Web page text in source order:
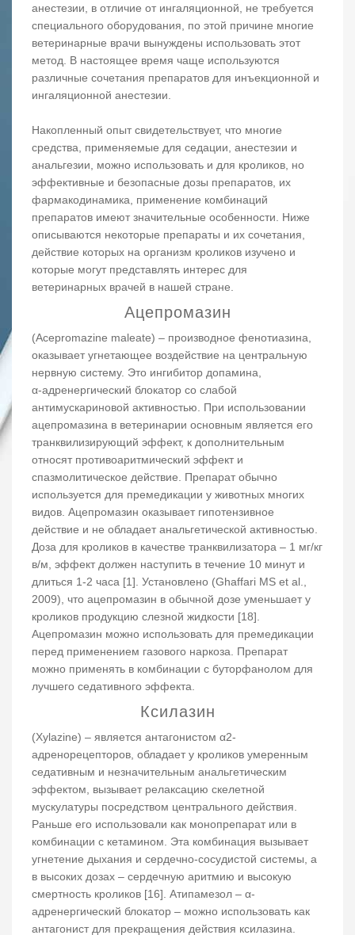
анестезии, в отличие от ингаляционной, не требуется
специального оборудования, по этой причине многие
ветеринарные врачи вынуждены использовать этот
метод. В настоящее время чаще используются
различные сочетания препаратов для инъекционной и
ингаляционной анестезии.
Накопленный опыт свидетельствует, что многие
средства, применяемые для седации, анестезии и
анальгезии, можно использовать и для кроликов, но
эффективные и безопасные дозы препаратов, их
фармакодинамика, применение комбинаций
препаратов имеют значительные особенности. Ниже
описываются некоторые препараты и их сочетания,
действие которых на организм кроликов изучено и
которые могут представлять интерес для
ветеринарных врачей в нашей стране.
Ацепромазин
(Acepromazine maleate) – производное фенотиазина,
оказывает угнетающее воздействие на центральную
нервную систему. Это ингибитор допамина,
α-адренергический блокатор со слабой
антимускариновой активностью. При использовании
ацепромазина в ветеринарии основным является его
транквилизирующий эффект, к дополнительным
относят противоаритмический эффект и
спазмолитическое действие. Препарат обычно
используется для премедикации у животных многих
видов. Ацепромазин оказывает гипотензивное
действие и не обладает анальгетической активностью.
Доза для кроликов в качестве транквилизатора – 1 мг/кг
в/м, эффект должен наступить в течение 10 минут и
длиться 1-2 часа [1]. Установлено (Ghaffari MS et al.,
2009), что ацепромазин в обычной дозе уменьшает у
кроликов продукцию слезной жидкости [18].
Ацепромазин можно использовать для премедикации
перед применением газового наркоза. Препарат
можно применять в комбинации с буторфанолом для
лучшего седативного эффекта.
Ксилазин
(Xylazine) – является антагонистом α2-
адренорецепторов, обладает у кроликов умеренным
седативным и незначительным анальгетическим
эффектом, вызывает релаксацию скелетной
мускулатуры посредством центрального действия.
Раньше его использовали как монопрепарат или в
комбинации с кетамином. Эта комбинация вызывает
угнетение дыхания и сердечно-сосудистой системы, а
в высоких дозах – сердечную аритмию и высокую
смертность кроликов [16]. Атипамезол – α-
адренергический блокатор – можно использовать как
антагонист для прекращения действия ксилазина.